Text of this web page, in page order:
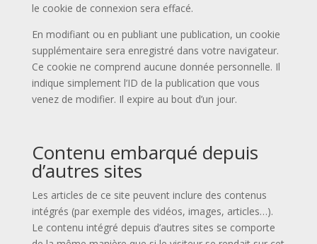
le cookie de connexion sera effacé.
En modifiant ou en publiant une publication, un cookie
supplémentaire sera enregistré dans votre navigateur.
Ce cookie ne comprend aucune donnée personnelle. Il
indique simplement l’ID de la publication que vous
venez de modifier. Il expire au bout d’un jour.
Contenu embarqué depuis
d’autres sites
Les articles de ce site peuvent inclure des contenus
intégrés (par exemple des vidéos, images, articles…).
Le contenu intégré depuis d’autres sites se comporte